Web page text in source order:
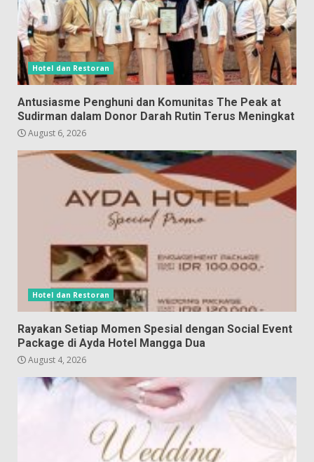
Hotel dan Restoran
Antusiasme Penghuni dan Komunitas The Peak at
Sudirman dalam Donor Darah Rutin Terus Meningkat
August 6, 2026
Hotel dan Restoran
Rayakan Setiap Momen Spesial dengan Social Event
Package di Ayda Hotel Mangga Dua
August 4, 2026